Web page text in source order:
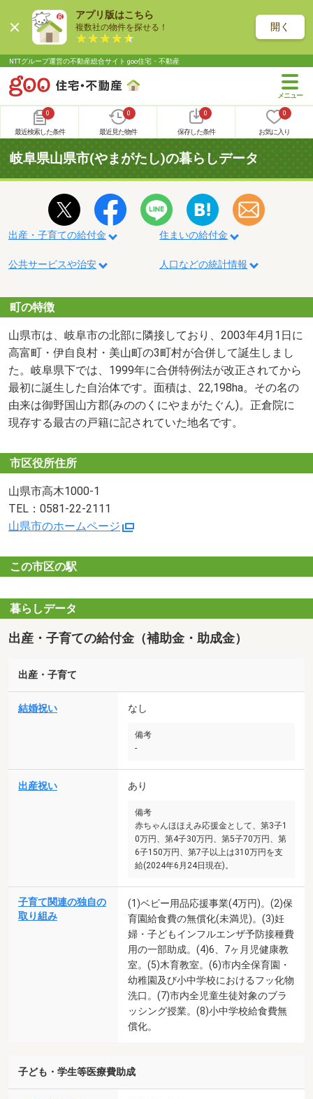
アプリ版はこちら
複数社の物件を探せる！ 開く
NTTグループ運営の不動産総合サイト goo住宅・不動産
0
最近検索した条件
0
最近見た物件
0
保存した条件
0
お気に入り
岐阜県山県市(やまがたし)の暮らしデータ
出産・子育ての給付金 住まいの給付金
公共サービスや治安 人口などの統計情報
町の特徴
山県市は、岐阜市の北部に隣接しており、2003年4月1日に
高富町・伊自良村・美山町の3町村が合併して誕生しまし
た。岐阜県下では、1999年に合併特例法が改正されてから
最初に誕生した自治体です。面積は、22,198ha。その名の
由来は御野国山方郡(みののくにやまがたぐん)。正倉院に
現存する最古の戸籍に記されていた地名です。
市区役所住所
山県市高木1000-1
TEL：0581-22-2111
山県市のホームページ
この市区の駅
暮らしデータ
出産・子育ての給付金（補助金・助成金）
出産・子育て
結婚祝い なし
備考
-
出産祝い あり
備考
赤ちゃんほほえみ応援金として、第3子1
0万円、第4子30万円、第5子70万円、第
6子150万円、第7子以上は310万円を支
給(2024年6月24日現在)。
子育て関連の独自の
取り組み
(1)ベビー用品応援事業(4万円)。(2)保
育園給食費の無償化(未満児)。(3)妊
婦・子どもインフルエンザ予防接種費
用の一部助成。(4)6、7ヶ月児健康教
室。(5)木育教室。(6)市内全保育園・
幼稚園及び小中学校におけるフッ化物
洗口。(7)市内全児童生徒対象のブラ
ッシング授業。(8)小中学校給食費無
償化。
子ども・学生等医療費助成